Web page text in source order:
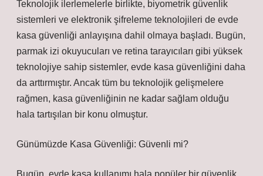
Teknolojik ilerlemelerle birlikte, biyometrik güvenlik
sistemleri ve elektronik şifreleme teknolojileri de evde
kasa güvenliği anlayışına dahil olmaya başladı. Bugün,
parmak izi okuyucuları ve retina tarayıcıları gibi yüksek
teknolojiye sahip sistemler, evde kasa güvenliğini daha
da arttırmıştır. Ancak tüm bu teknolojik gelişmelere
rağmen, kasa güvenliğinin ne kadar sağlam olduğu
hala tartışılan bir konu olmuştur.
Günümüzde Kasa Güvenliği: Güvenli mi?
Bugün, evde kasa kullanımı hala popüler bir güvenlik